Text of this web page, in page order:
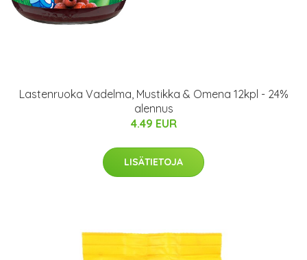
Lastenruoka Vadelma, Mustikka & Omena 12kpl - 24%
alennus
4.49 EUR
LISÄTIETOJA